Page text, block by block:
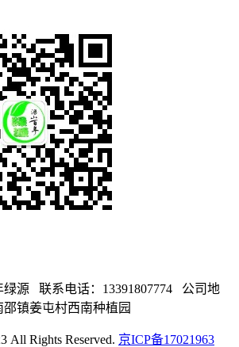
绿源 联系电话：13391807774 公司地
镇姜屯村西南种植园
All Rights Reserved. 京ICP备17021963